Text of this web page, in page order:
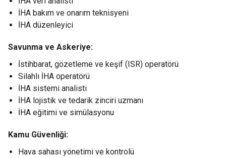
İHA bakım ve onarım teknisyeni
İHA düzenleyici
Savunma ve Askeriye:
İstihbarat, gözetleme ve keşif (ISR) operatörü
Silahlı İHA operatörü
İHA sistemi analisti
İHA lojistik ve tedarik zinciri uzmanı
İHA eğitimi ve simülasyonu
Kamu Güvenliği:
Hava sahası yönetimi ve kontrolü